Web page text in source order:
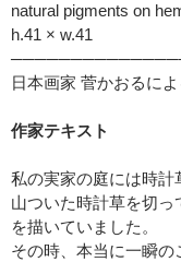
natural pigments on
h.41 × w.41
日本画家 菅かおるに
作家テキスト
私の実家の庭には時計
山ついた時計草を切
を描いていました。
その時、本当に一瞬